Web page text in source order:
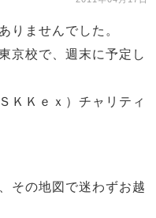
りませんでした。
京校で、週末に予定し
ＫＫｅｘ）チャリティ
その地図で迷わずお越